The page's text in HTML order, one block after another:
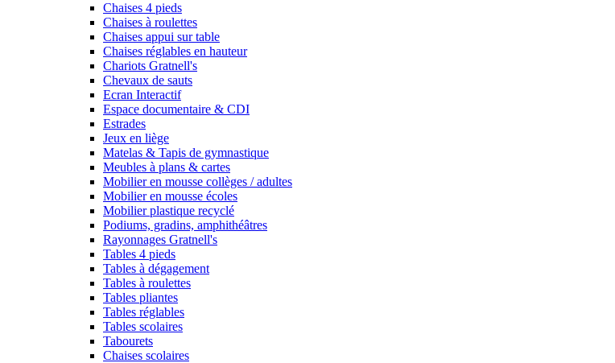
Chaises 4 pieds
Chaises à roulettes
Chaises appui sur table
Chaises réglables en hauteur
Chariots Gratnell's
Chevaux de sauts
Ecran Interactif
Espace documentaire & CDI
Estrades
Jeux en liège
Matelas & Tapis de gymnastique
Meubles à plans & cartes
Mobilier en mousse collèges / adultes
Mobilier en mousse écoles
Mobilier plastique recyclé
Podiums, gradins, amphithéâtres
Rayonnages Gratnell's
Tables 4 pieds
Tables à dégagement
Tables à roulettes
Tables pliantes
Tables réglables
Tables scolaires
Tabourets
Chaises scolaires